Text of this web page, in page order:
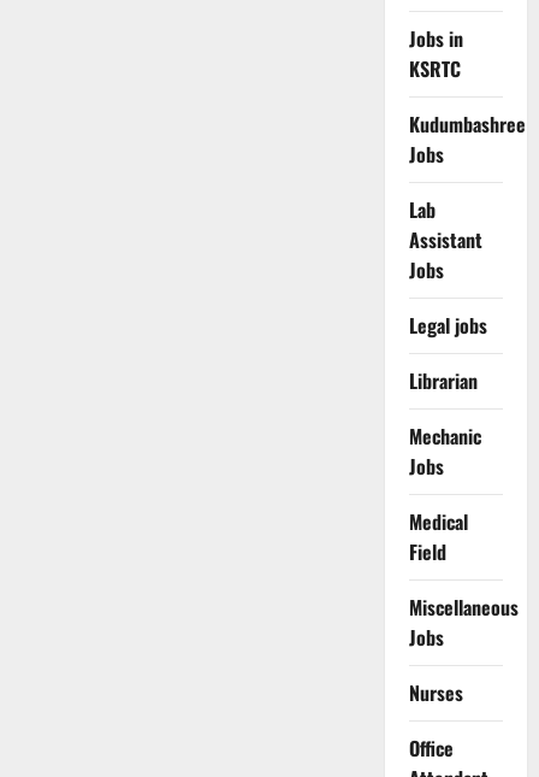
Jobs in
KSRTC
Kudumbashree
Jobs
Lab
Assistant
Jobs
Legal jobs
Librarian
Mechanic
Jobs
Medical
Field
Miscellaneous
Jobs
Nurses
Office